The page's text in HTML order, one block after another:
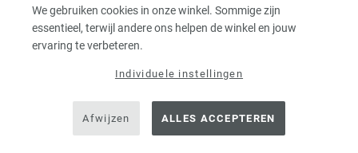
We gebruiken cookies in onze winkel. Sommige zijn
essentieel, terwijl andere ons helpen de winkel en jouw
ervaring te verbeteren.
Individuele instellingen
Afwijzen ALLES ACCEPTEREN
Rondbreinaalden Designer Hout Multicolor dikte
duurzaam berkenhout, pendikte 8,0 lengte 80cm
9,66 €